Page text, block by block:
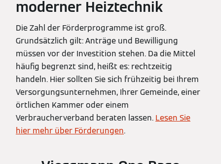
moderner Heiztechnik
Die Zahl der Förderprogramme ist groß.
Grundsätzlich gilt: Anträge und Bewilligung
müssen vor der Investition stehen. Da die Mittel
häufig begrenzt sind, heißt es: rechtzeitig
handeln. Hier sollten Sie sich frühzeitig bei Ihrem
Versorgungsunternehmen, Ihrer Gemeinde, einer
örtlichen Kammer oder einem
Verbraucherverband beraten lassen. Lesen Sie
hier mehr über Förderungen.